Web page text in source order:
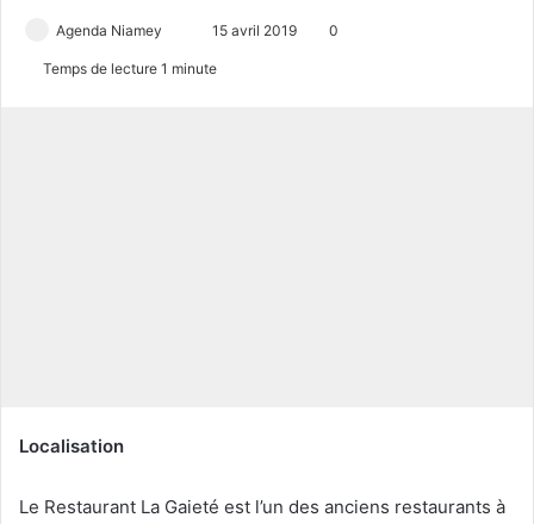
Agenda Niamey
n
15 avril 2019 0
Temps de lecture 1 minute
Localisation
Le Restaurant La Gaieté est l’un des anciens restaurants à